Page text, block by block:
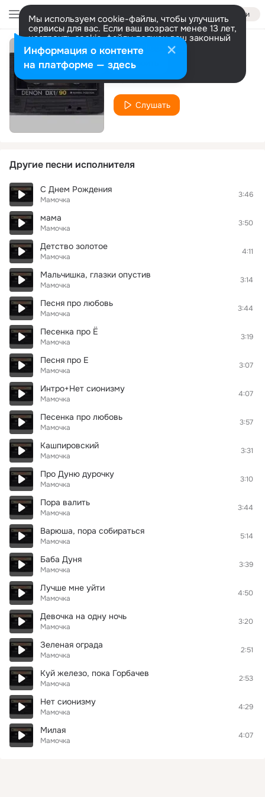
Войти
Мы используем cookie-файлы, чтобы улучшить
сервисы для вас. Если ваш возраст менее 13 лет,
настроить cookie-файлы должен ваш законный
представитель. Больше информации
Разрешить все Настроить
Ялта
Мамочка
Слушать
Другие песни исполнителя
С Днем Рождения
Мамочка
3:46
мама
Мамочка
3:50
Детство золотое
Мамочка
4:11
Мальчишка, глазки опустив
Мамочка
3:14
Песня про любовь
Мамочка
3:44
Песенка про Ё
Мамочка
3:19
Песня про Е
Мамочка
3:07
Интро+Нет сионизму
Мамочка
4:07
Песенка про любовь
Мамочка
3:57
Кашпировский
Мамочка
3:31
Про Дуню дурочку
Мамочка
3:10
Пора валить
Мамочка
3:44
Варюша, пора собираться
Мамочка
5:14
Баба Дуня
Мамочка
3:39
Лучше мне уйти
Мамочка
4:50
Девочка на одну ночь
Мамочка
3:20
Зеленая ограда
Мамочка
2:51
Куй железо, пока Горбачев
Мамочка
2:53
Нет сионизму
Мамочка
4:29
Милая
Мамочка
4:07
Информация о контенте
на платформе — здесь